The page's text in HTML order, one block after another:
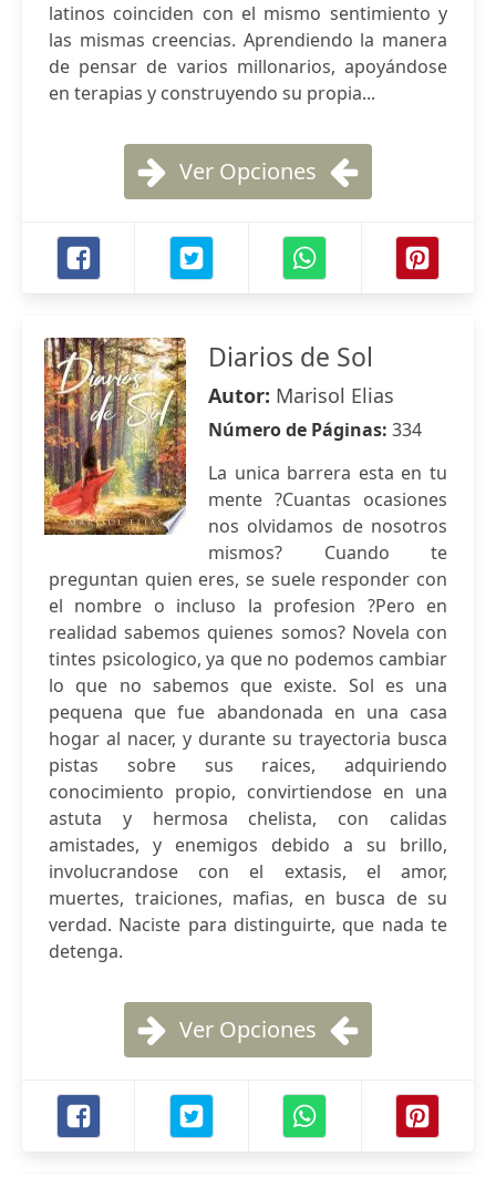
latinos coinciden con el mismo sentimiento y
las mismas creencias. Aprendiendo la manera
de pensar de varios millonarios, apoyándose
en terapias y construyendo su propia...
Ver Opciones
Diarios de Sol
Autor: Marisol Elias
Número de Páginas: 334
La unica barrera esta en tu
mente ?Cuantas ocasiones
nos olvidamos de nosotros
mismos? Cuando te
preguntan quien eres, se suele responder con
el nombre o incluso la profesion ?Pero en
realidad sabemos quienes somos? Novela con
tintes psicologico, ya que no podemos cambiar
lo que no sabemos que existe. Sol es una
pequena que fue abandonada en una casa
hogar al nacer, y durante su trayectoria busca
pistas sobre sus raices, adquiriendo
conocimiento propio, convirtiendose en una
astuta y hermosa chelista, con calidas
amistades, y enemigos debido a su brillo,
involucrandose con el extasis, el amor,
muertes, traiciones, mafias, en busca de su
verdad. Naciste para distinguirte, que nada te
detenga.
Ver Opciones